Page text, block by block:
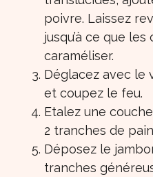
poivre. Laissez
jusqu’à ce que
caraméliser.
Déglacez avec le
et coupez le feu.
Etalez une
2 tranches de
Déposez le
tranches